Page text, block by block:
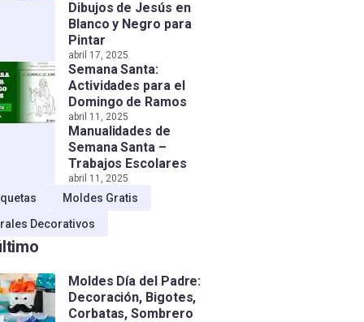
Dibujos de Jesús en
Blanco y Negro para
Pintar
abril 17, 2025
Semana Santa:
Actividades para el
Domingo de Ramos
abril 11, 2025
Manualidades de
Semana Santa –
Trabajos Escolares
abril 11, 2025
Moldes Gratis
Decorativos
Moldes Día del Padre:
Decoración, Bigotes,
Corbatas, Sombrero